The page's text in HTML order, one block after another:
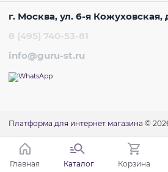
г. Москва, ул. 6-я Кожуховская,
8 (495) 740-53-81
info@guru-st.ru
Платформа для интернет магазина ©
Главная Каталог Корзина